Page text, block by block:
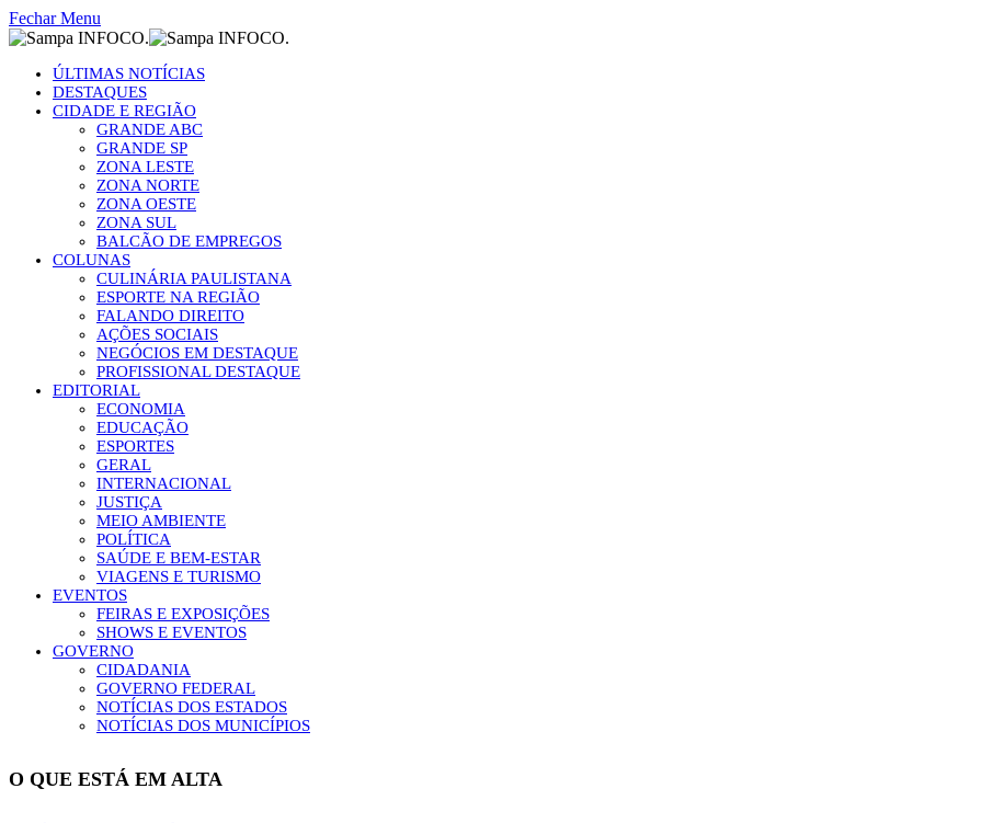
Fechar Menu
ÚLTIMAS NOTÍCIAS
DESTAQUES
CIDADE E REGIÃO
GRANDE ABC
GRANDE SP
ZONA LESTE
ZONA NORTE
ZONA OESTE
ZONA SUL
BALCÃO DE EMPREGOS
COLUNAS
CULINÁRIA PAULISTANA
ESPORTE NA REGIÃO
FALANDO DIREITO
AÇÕES SOCIAIS
NEGÓCIOS EM DESTAQUE
PROFISSIONAL DESTAQUE
EDITORIAL
ECONOMIA
EDUCAÇÃO
ESPORTES
GERAL
INTERNACIONAL
JUSTIÇA
MEIO AMBIENTE
POLÍTICA
SAÚDE E BEM-ESTAR
VIAGENS E TURISMO
EVENTOS
FEIRAS E EXPOSIÇÕES
SHOWS E EVENTOS
GOVERNO
CIDADANIA
GOVERNO FEDERAL
NOTÍCIAS DOS ESTADOS
NOTÍCIAS DOS MUNICÍPIOS
O QUE ESTÁ EM ALTA